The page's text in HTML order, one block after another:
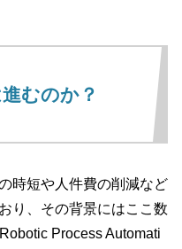
むのか？
時短や人件費の削減など
り、その背景にはここ数
Process Automati